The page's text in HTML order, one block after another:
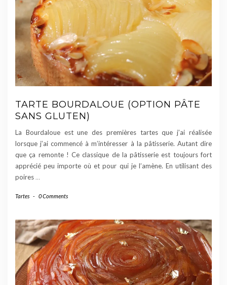
TARTE BOURDALOUE (OPTION PÂTE
SANS GLUTEN)
La Bourdaloue est une des premières tartes que j’ai réalisée
lorsque j’ai commencé à m’intéresser à la pâtisserie. Autant dire
que ça remonte ! Ce classique de la pâtisserie est toujours fort
apprécié peu importe où et pour qui je l’amène. En utilisant des
poires…
Tartes - 0 Comments